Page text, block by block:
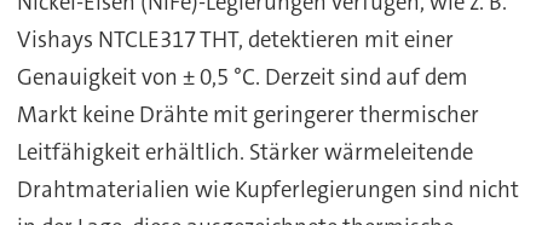
Vishays NTCLE317 THT, detektieren mit einer
Genauigkeit von ± 0,5 °C. Derzeit sind auf dem
Markt keine Drähte mit geringerer thermischer
Leitfähigkeit erhältlich. Stärker wärmeleitende
Drahtmaterialien wie Kupferlegierungen sind nicht